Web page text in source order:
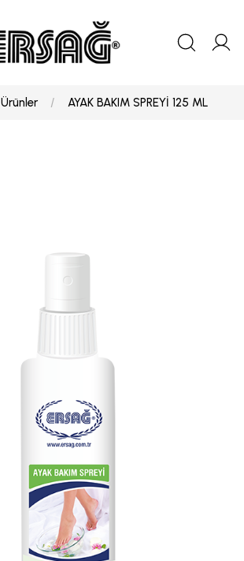
Ürünler AYAK BAKIM SPREYİ 125 ML